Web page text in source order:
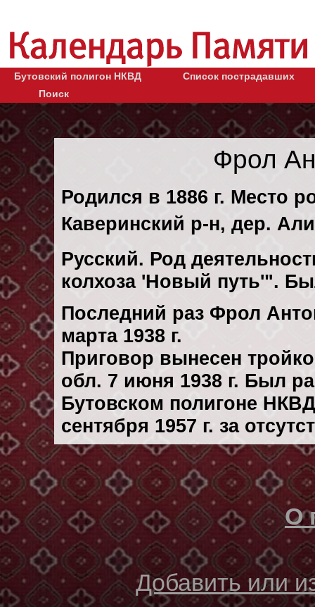
Бутовский полигон НКВД
Список пострадавших
Поиск
Фрол
Родился в 1886 г. Место
Каверинский р-н, дер.
Русский. Род
колхоза 'Новый путь'".
Последний раз Фрол
марта 1938 г.
Приговор вынесен
обл. 7 июня 1938 г. Был
Бутовском полигоне
сентября 1957 г. за
О
Добавить или